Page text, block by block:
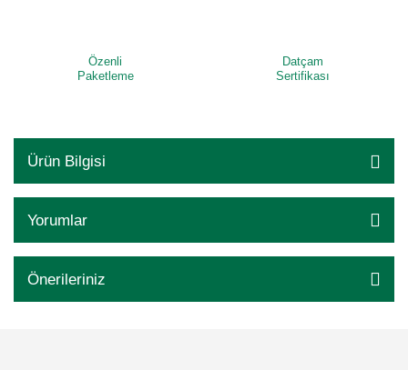
Özenli
Paketleme
Datçam
Sertifikası
Ürün Bilgisi
Yorumlar
Önerileriniz